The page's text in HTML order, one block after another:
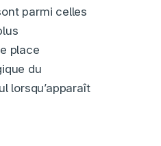
parmi celles
place
du
lorsqu’apparaît